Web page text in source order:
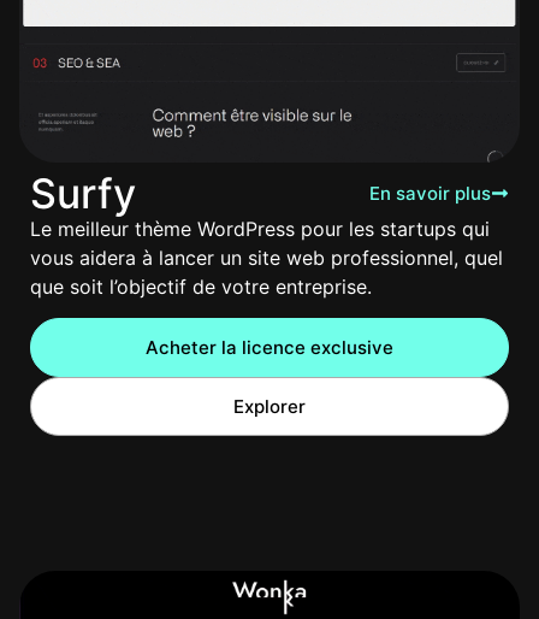
Surfy En savoir plus
Le meilleur thème WordPress pour les startups qui
vous aidera à lancer un site web professionnel, quel
que soit l’objectif de votre entreprise.
Acheter la licence exclusive
Explorer